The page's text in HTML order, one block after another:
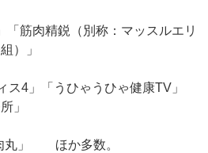
「筋肉精鋭（別称：マッスルエリ
）」
ス4」「うひゃうひゃ健康TV」
」
丸」 ほか多数。